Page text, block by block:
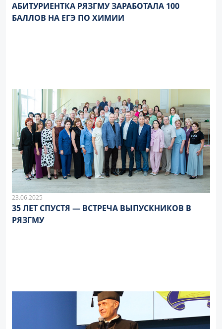
АБИТУРИЕНТКА РЯЗГМУ ЗАРАБОТАЛА 100
БАЛЛОВ НА ЕГЭ ПО ХИМИИ
23.06.2025
35 ЛЕТ СПУСТЯ — ВСТРЕЧА ВЫПУСКНИКОВ В
РЯЗГМУ